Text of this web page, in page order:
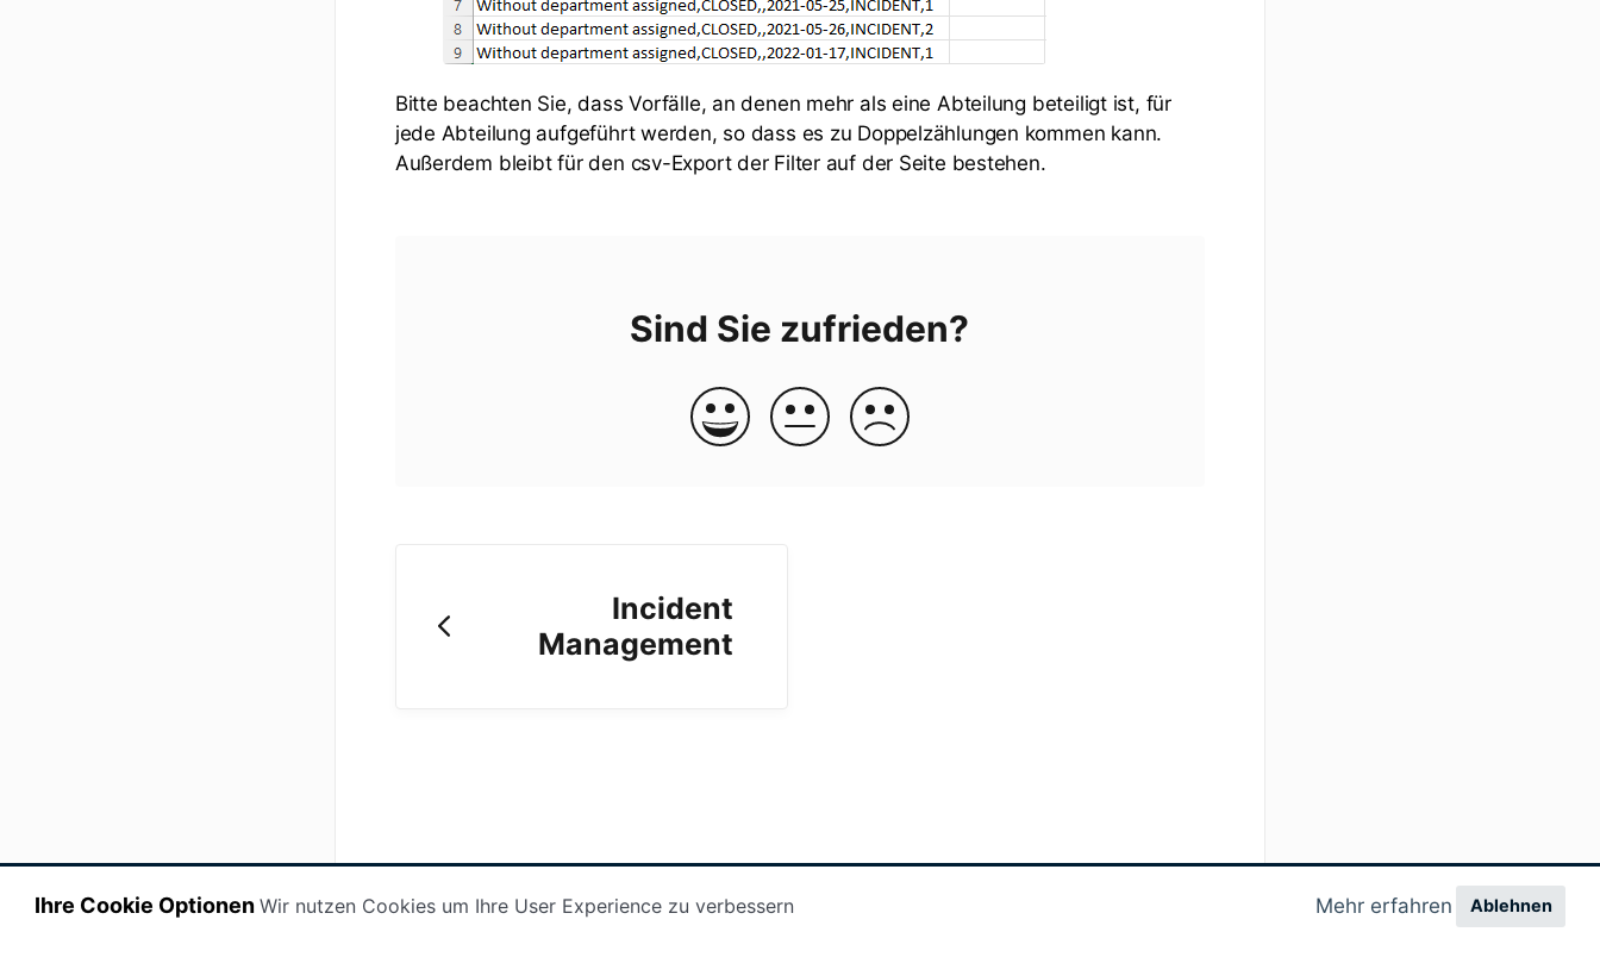
Ihre Cookie Optionen Wir nutzen Cookies um Ihre User Experience zu verbessern Mehr erfahren Ablehnen
Bitte beachten Sie, dass Vorfälle, an denen mehr als eine Abteilung beteiligt ist, für
jede Abteilung aufgeführt werden, so dass es zu Doppelzählungen kommen kann.
Außerdem bleibt für den csv-Export der Filter auf der Seite bestehen.
Sind Sie zufrieden?
Incident
Management